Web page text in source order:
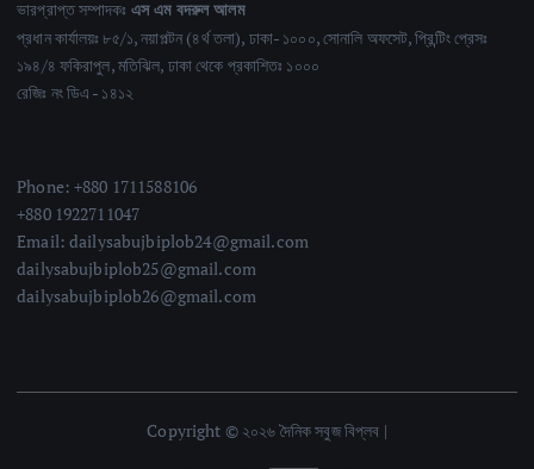
ভারপ্রাপ্ত সম্পাদকঃ এস এম বদরুল আলম
প্রধান কার্যালয়ঃ ৮৫/১, নয়াপল্টন (৪র্থ তলা), ঢাকা- ১০০০, সোনালি অফসেট, প্রিন্টিং প্রেসঃ
১৯৪/৪ ফকিরাপুল, মতিঝিল, ঢাকা থেকে প্রকাশিতঃ ১০০০
রেজিঃ নং ডিএ - ১৪১২
Phone: +880 1711588106
+880 1922711047
Email: dailysabujbiplob24@gmail.com
dailysabujbiplob25@gmail.com
dailysabujbiplob26@gmail.com
Copyright © ২০২৬ দৈনিক সবুজ বিপ্লব |